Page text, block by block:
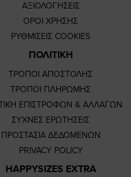
ΑΞΙΟΛΟΓΗΣΕΙΣ
ΟΡΟΙ ΧΡΗΣΗΣ
ΡΥΘΜΙΣΕΙΣ COOKIES
ΠΟΛΙΤΙΚΗ
ΤΡΟΠΟΙ ΑΠΟΣΤΟΛΗΣ
ΤΡΟΠΟΙ ΠΛΗΡΩΜΗΣ
ΕΠΙΣΤΡΟΦΩΝ & ΑΛΛΑΓΩΝ
ΣΥΧΝΕΣ ΕΡΩΤΗΣΕΙΣ
ΠΡΟΣΤΑΣΙΑ ΔΕΔΟΜΕΝΩΝ
PRIVACY POLICY
HAPPYSIZES EXTRA